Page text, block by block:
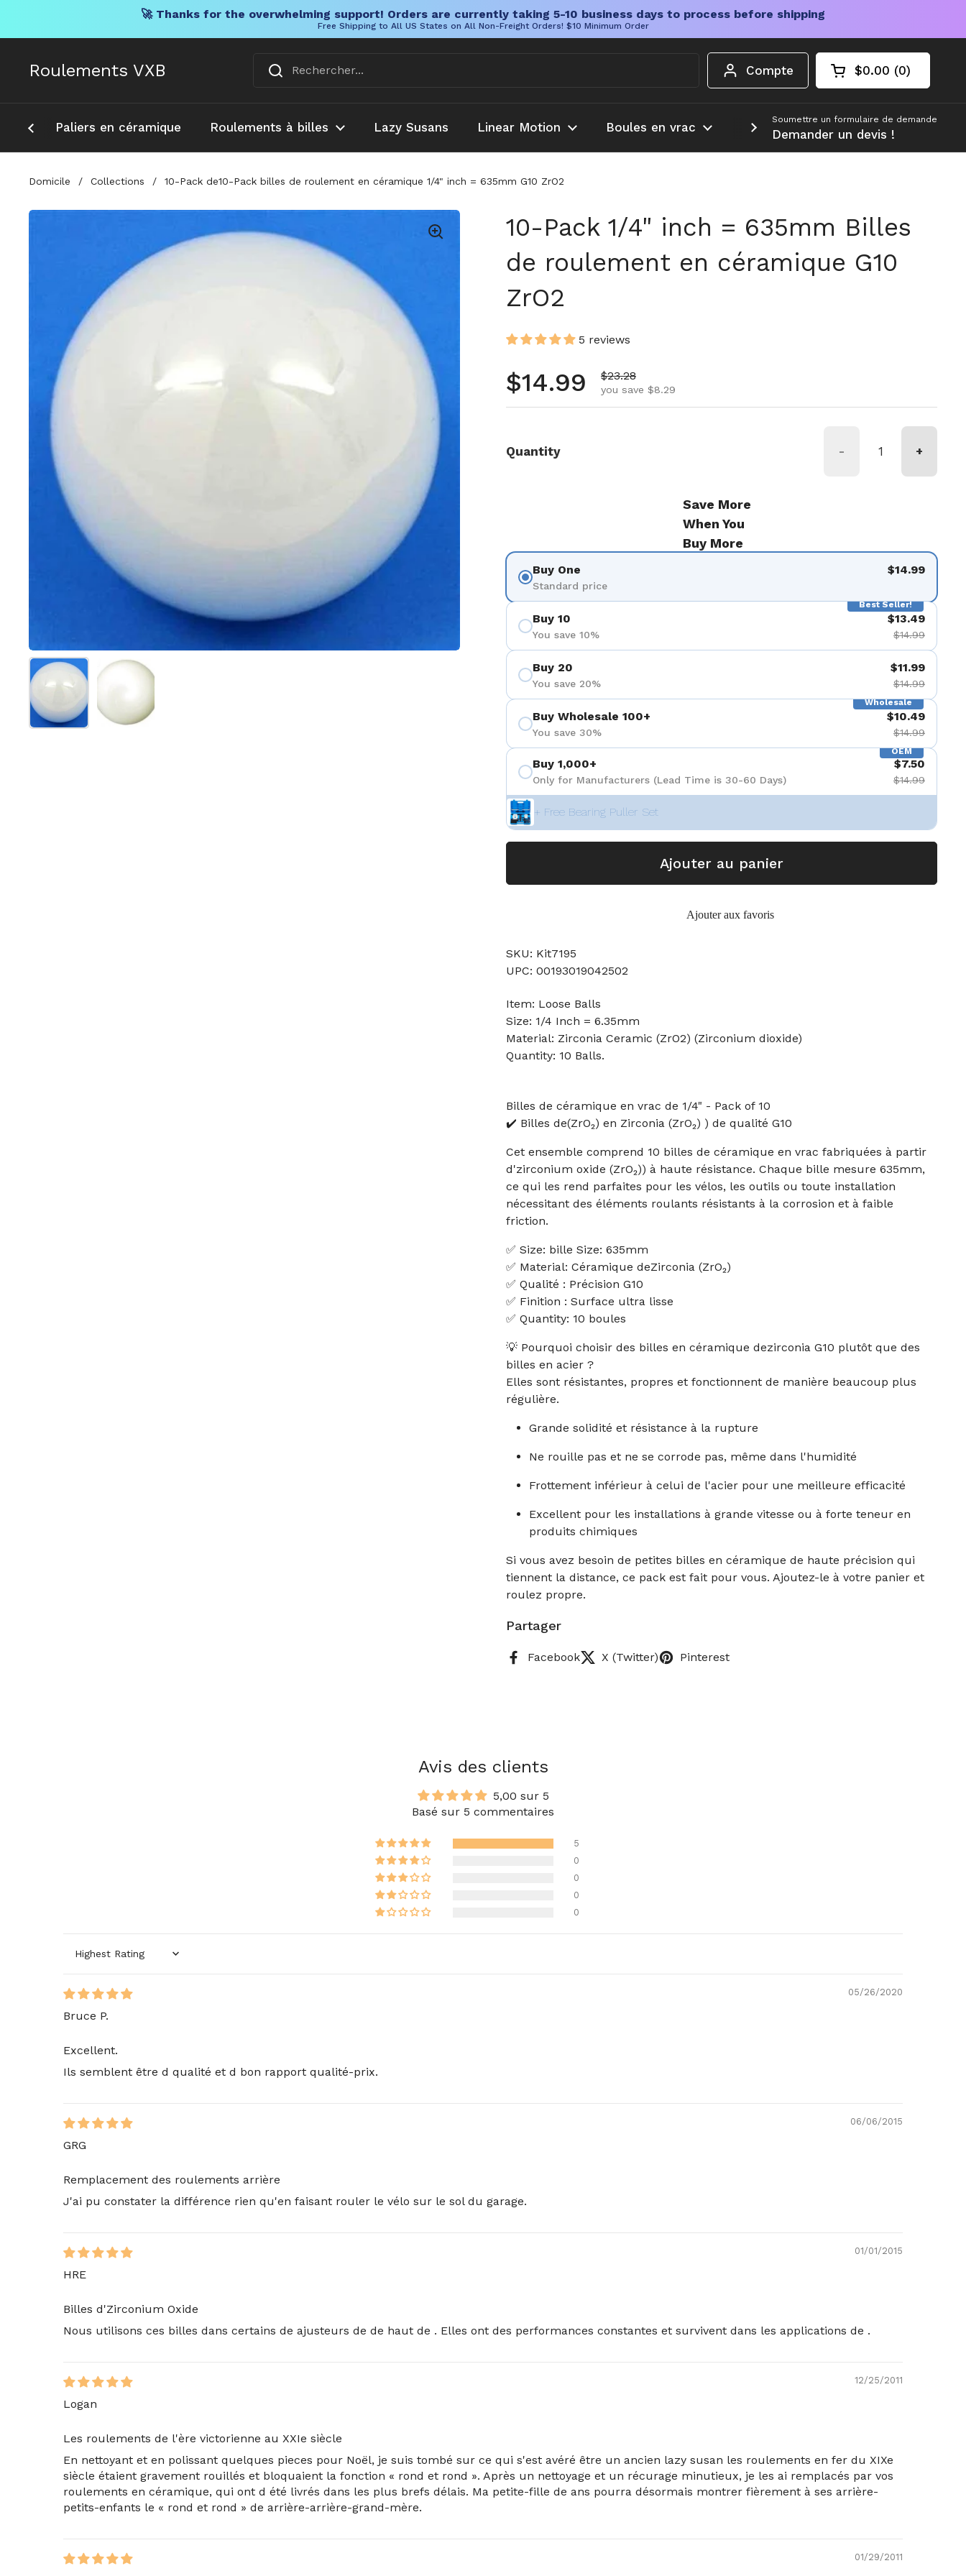
🚀 Thanks for the overwhelming support! Orders are currently taking 5-10 business days to process before shipping
Free Shipping to All US States on All Non-Freight Orders! $10 Minimum Order
Roulements VXB Compte Chariot ouvert
Total du panier :
$0.00 0
produits dans
Paliers en céramique Roulements à billes Lazy Susans Linear Motion Boules en vrac Plus d'informations
Soumettre un formulaire de demande
Demander un devis !
Domicile / Collections / 10-Pack de10-Pack billes de roulement en céramique 1/4" inch = 635mm G10 ZrO2
Afficher la diapositive 1Afficher la diapositive 2
10-Pack 1/4" inch = 635mm Billes
de roulement en céramique G10
ZrO2
5 reviews
Regular price
$14.99 Sale price
$23.28
you save $8.29
Quantity - +
Save More
When You
Buy More
Buy One
Standard price
$14.99
Best Seller!
Buy 10
You save 10%
$13.49
$14.99
Buy 20
You save 20%
$11.99
$14.99
Wholesale
Buy Wholesale 100+
You save 30%
$10.49
$14.99
OEM
Buy 1,000+
Only for Manufacturers (Lead Time is 30-60 Days)
$7.50
$14.99
+ Free Bearing Puller Set
Ajouter au panier
Ajouter aux favoris
SKU: Kit7195
UPC: 00193019042502
Item: Loose Balls
Size: 1/4 Inch = 6.35mm
Material: Zirconia Ceramic (ZrO2) (Zirconium dioxide)
Quantity: 10 Balls.
Billes de céramique en vrac de 1/4" - Pack of 10
✔️ Billes de(ZrO₂) en Zirconia (ZrO₂) ) de qualité G10
Cet ensemble comprend 10 billes de céramique en vrac fabriquées à partir
d'zirconium oxide (ZrO₂)) à haute résistance. Chaque bille mesure 635mm,
ce qui les rend parfaites pour les vélos, les outils ou toute installation
nécessitant des éléments roulants résistants à la corrosion et à faible
friction.
✅ Size: bille Size: 635mm
✅ Material: Céramique deZirconia (ZrO₂)
✅ Qualité : Précision G10
✅ Finition : Surface ultra lisse
✅ Quantity: 10 boules
💡 Pourquoi choisir des billes en céramique dezirconia G10 plutôt que des
billes en acier ?
Elles sont résistantes, propres et fonctionnent de manière beaucoup plus
régulière.
Grande solidité et résistance à la rupture
Ne rouille pas et ne se corrode pas, même dans l'humidité
Frottement inférieur à celui de l'acier pour une meilleure efficacité
Excellent pour les installations à grande vitesse ou à forte teneur en
produits chimiques
Si vous avez besoin de petites billes en céramique de haute précision qui
tiennent la distance, ce pack est fait pour vous. Ajoutez-le à votre panier et
roulez propre.
Partager
Facebook X (Twitter) Pinterest
Avis des clients
5,00 sur 5
Basé sur 5 commentaires
5
0
0
0
0
Sort by
05/26/2020
Bruce P.
Excellent.
Ils semblent être d qualité et d bon rapport qualité-prix.
06/06/2015
GRG
Remplacement des roulements arrière
J'ai pu constater la différence rien qu'en faisant rouler le vélo sur le sol du garage.
01/01/2015
HRE
Billes d'Zirconium Oxide
Nous utilisons ces billes dans certains de ajusteurs de de haut de . Elles ont des performances constantes et survivent dans les applications de .
12/25/2011
Logan
Les roulements de l'ère victorienne au XXIe siècle
En nettoyant et en polissant quelques pieces pour Noël, je suis tombé sur ce qui s'est avéré être un ancien lazy susan les roulements en fer du XIXe
siècle étaient gravement rouillés et bloquaient la fonction « rond et rond ». Après un nettoyage et un récurage minutieux, je les ai remplacés par vos
roulements en céramique, qui ont d été livrés dans les plus brefs délais. Ma petite-fille de ans pourra désormais montrer fièrement à ses arrière-
petits-enfants le « rond et rond » de arrière-arrière-grand-mère.
01/29/2011